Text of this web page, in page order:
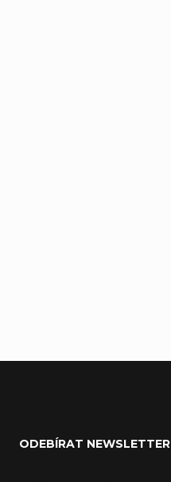
ODEBÍRAT NEWSLETTER